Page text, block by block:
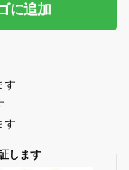
に追加
す
す
します